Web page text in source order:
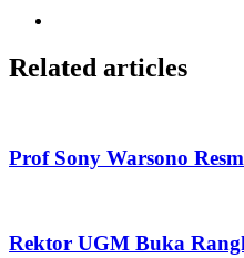
Related articles
Prof Sony Warsono
Rektor UGM Buka